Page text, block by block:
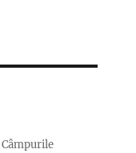
Câmpurile